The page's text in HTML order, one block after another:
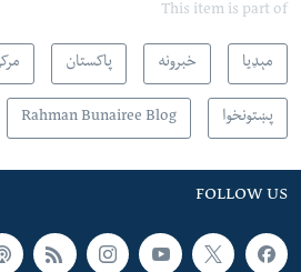
This item is part of
مېډیا خبرونه پاکستان
پښتونخوا Rahman Bunairee Blog
FOLLOW US